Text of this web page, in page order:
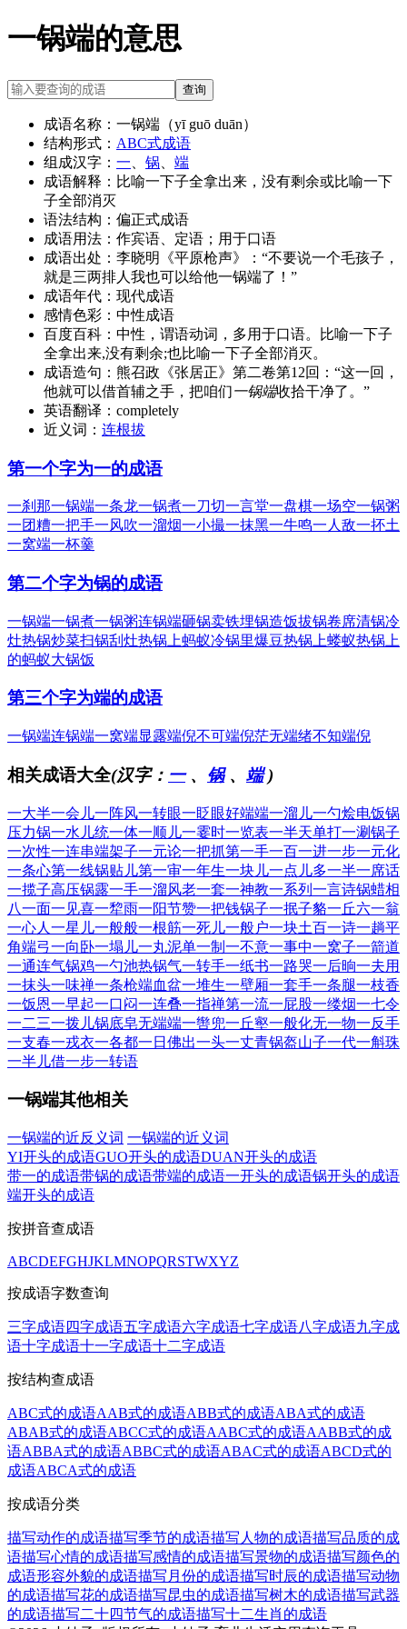
一锅端的意思
查询
成语名称： 一锅端（yī guō duān）
结构形式： ABC式成语
组成汉字： 一 锅
端
成语解释： 比喻一下子全拿出来，没有剩余或比喻一下
子全部消灭
语法结构： 偏正式成语
成语用法： 作宾语、定语；用于口语
成语出处： 李晓明《平原枪声》：“不要说一个毛孩子，
就是三两排人我也可以给他一锅端了！”
成语年代： 现代成语
感情色彩： 中性成语
百度百科： 中性，谓语动词，多用于口语。比喻一下子
全拿出来,没有剩余;也比喻一下子全部消灭。
成语造句： 熊召政《张居正》第二卷第12回：“这一回，
他就可以借首辅之手，把咱们一锅端收拾干净了。”
英语翻译： completely
近义词： 连根拔
第一个字为一的成语
一刹那一锅端一条龙一锅煮一刀切一言堂一盘棋一场空一锅粥
一团糟一把手一风吹一溜烟一小撮一抹黑一牛鸣一人敌一抔土
一窝端一杯羹
第二个字为锅的成语
一锅端一锅煮一锅粥连锅端砸锅卖铁埋锅造饭拔锅卷席清锅冷
灶热锅炒菜扫锅刮灶热锅上蚂蚁冷锅里爆豆热锅上蝼蚁热锅上
的蚂蚁大锅饭
第三个字为端的成语
一锅端连锅端一窝端显露端倪不可端倪茫无端绪不知端倪
相关成语大全(汉字： 一、 锅、 端)
一大半一会儿一阵风一转眼一眨眼好端端一溜儿一勺烩电饭锅
压力锅一水儿统一体一顺儿一霎时一览表一半天单打一涮锅子
一次性一连串端架子一元论一把抓第一手一百一进一步一元化
一条心第一线锅贴儿第一审一年生一块儿一点儿多一半一席话
一揽子高压锅露一手一溜风老一套一神教一系列 一言诗锅蜡相
八一面一见喜一犂雨一阳节赞一把钱锅子一抿子貉一丘六一翁
一心人 一星儿一般般一根筋一死儿一般户一块土百一诗一趟平
角端弓一向卧一塌儿一丸泥单一制 一不意一事中一窝子一箭道
一通连气锅鸡一勺池热锅气一转手一纸书一路哭一后晌一夫用
一抹头一味禅一条枪端血盆一堆生一壁厢一套手一条腿一枝香
一饭恩一早起一口闷一连叠一指禅第一流一屁股一缕烟一七令
一二三一拨儿锅底皂无端端一辔兜一丘壑一般化无一物一反手
一支春一戎衣一各都一日佛出一头一丈青锅盔山子一代一斛珠
一半儿借一步一转语
一锅端其他相关
一锅端的近反义词 一锅端的近义词
YI开头的成语GUO开头的成语DUAN开头的成语
带一的成语带锅的成语带端的成语一开头的成语锅开头的成语
端开头的成语
按拼音查成语
ABCDEFGHJKLMNOPQRSTWXYZ
按成语字数查询
三字成语四字成语五字成语六字成语七字成语八字成语九字成
语十字成语十一字成语十二字成语
按结构查成语
ABC式的成语AAB式的成语ABB式的成语ABA式的成语
ABAB式的成语ABCC式的成语AABC式的成语AABB式的成
语ABBA式的成语ABBC式的成语ABAC式的成语ABCD式的
成语ABCA式的成语
按成语分类
描写动作的成语描写季节的成语描写人物的成语描写品质的成
语描写心情的成语描写感情的成语描写景物的成语描写颜色的
成语形容外貌的成语描写月份的成语描写时辰的成语描写动物
的成语描写花的成语描写昆虫的成语描写树木的成语描写武器
的成语描写二十四节气的成语描写十二生肖的成语